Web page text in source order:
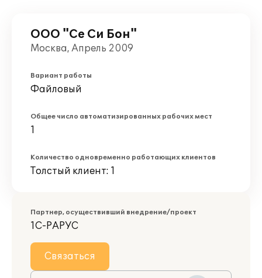
ООО "Се Си Бон"
Москва, Апрель 2009
Вариант работы
Файловый
Общее число автоматизированных рабочих мест
1
Количество одновременно работающих клиентов
Толстый клиент: 1
Партнер, осуществивший внедрение/проект
1С-РАРУС
Связаться